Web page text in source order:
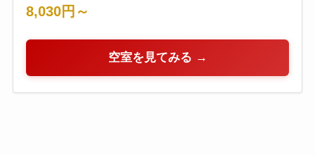
8,030円～
空室を見てみる →